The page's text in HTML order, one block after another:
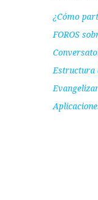
¿Cómo
FOROS
Estructura